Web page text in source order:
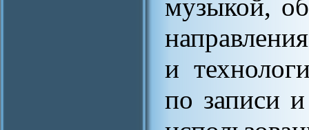
музыкой,
и
по записи